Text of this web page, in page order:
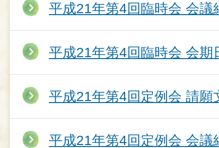
平成21年第4回臨時会 会議
平成21年第4回臨時会 会期
平成21年第4回定例会 請願
平成21年第4回定例会 会議